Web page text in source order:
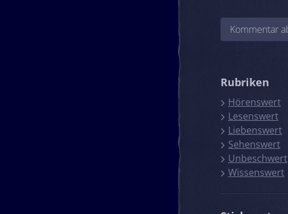
Rubriken
Hörenswert
Lesenswert
Liebenswert
Sehenswert
Unbeschwert
Wissenswert